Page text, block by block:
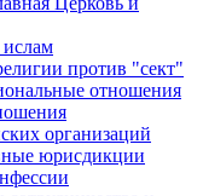
против "сект"
отношения
организаций
юрисдикции